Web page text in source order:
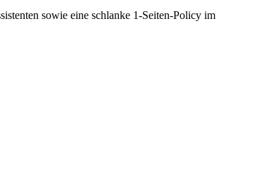
sowie eine schlanke 1-Seiten-Policy im